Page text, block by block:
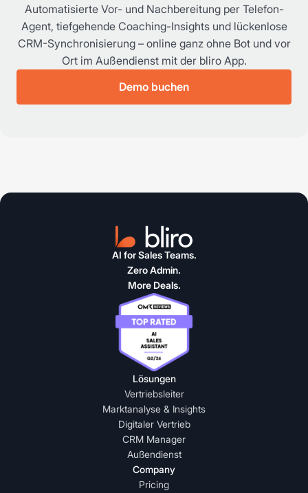
Automatisierte Vor- und Nachbereitung per Telefon-
Agent, tiefgehende Coaching-Insights und lückenlose
CRM-Synchronisierung – online ganz ohne Bot und vor
Ort im Außendienst mit der bliro App.
Demo buchen
AI for Sales Teams.
Zero Admin.
More Deals.
Lösungen
Vertriebsleiter
Marktanalyse & Insights
Digitaler Vertrieb
CRM Manager
Außendienst
Company
Pricing